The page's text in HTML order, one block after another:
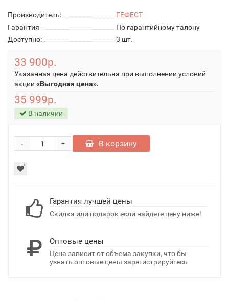
Производитель:
ГЕФЕСТ
Гарантия
По гарантийному талону
Доступно:
3 шт.
33 900р.
Указанная цена действительна при выполнении условий
акции «Выгодная цена».
35 999р.
В наличии
+
- В корзину
Гарантия лучшей цены
Скидка или подарок если найдете цену ниже!
Оптовые цены
Цена зависит от объема закупки, что бы
узнать оптовые цены зарегистрируйтесь